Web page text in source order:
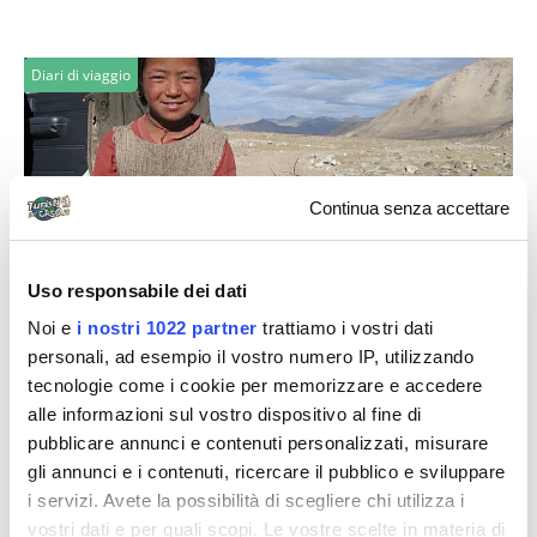
Continua senza accettare
Uso responsabile dei dati
Noi e i nostri 1022 partner trattiamo i vostri dati
personali, ad esempio il vostro numero IP, utilizzando
tecnologie come i cookie per memorizzare e accedere
alle informazioni sul vostro dispositivo al fine di
pubblicare annunci e contenuti personalizzati, misurare
gli annunci e i contenuti, ricercare il pubblico e sviluppare
i servizi. Avete la possibilità di scegliere chi utilizza i
vostri dati e per quali scopi. Le vostre scelte in materia di
Diari di viaggio
Ladakh:un altro pezzetto di
subcontinente indiano
31/08/2008 – Partenza dall’Italia Vabbè... Tralascio i
dettagli della giornata, dove per causa di un incidente
a Heathrow rischiai di...